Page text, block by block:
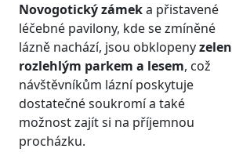
Novogotický zámeka přistavené
léčebné pavilony, kde se zmíněné
lázně nachází, jsou obklopeny
rozlehlým parkem a lesem, což
návštěvníkům lázní poskytuje
dostatečné soukromí a také
možnost zajít si na příjemnou
procházku.